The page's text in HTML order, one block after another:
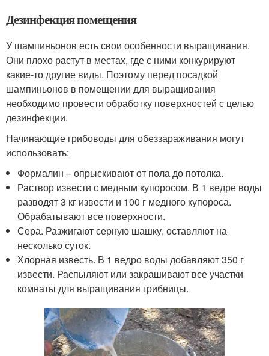
Дезинфекция помещения
У шампиньонов есть свои особенности выращивания.
Они плохо растут в местах, где с ними конкурируют
какие-то другие виды. Поэтому перед посадкой
шампиньонов в помещении для выращивания
необходимо провести обработку поверхностей с целью
дезинфекции.
Начинающие грибоводы для обеззараживания могут
использовать:
Формалин – опрыскивают от пола до потолка.
Раствор извести с медным купоросом. В 1 ведре воды
разводят 3 кг извести и 100 г медного купороса.
Обрабатывают все поверхности.
Сера. Разжигают серную шашку, оставляют на
несколько суток.
Хлорная известь. В 1 ведро воды добавляют 350 г
извести. Распыляют или закрашивают все участки
комнаты для выращивания грибницы.